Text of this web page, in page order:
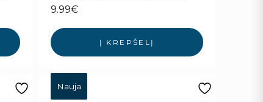
9.99€
Į KREPŠELĮ
Nauja